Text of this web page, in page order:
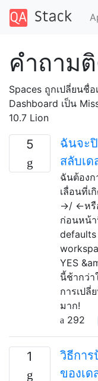
คำถาม
Spaces ถูกเปลี่ยนชื่
Dashboard เป็น
10.7 Lion
5
ฉันจะ
สลับเ
ฉันต้องก
เลื่อนที่เ
→/ ←หรื
ก่อนหน้
YES
นี้ช้ากว่า
การเปลี่
มาก!
292
1
วิธีกา
ของเ